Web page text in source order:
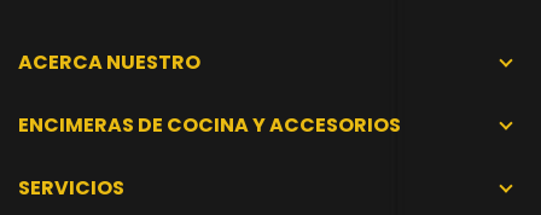
ACERCA NUESTRO
ENCIMERAS DE COCINA Y ACCESORIOS
SERVICIOS